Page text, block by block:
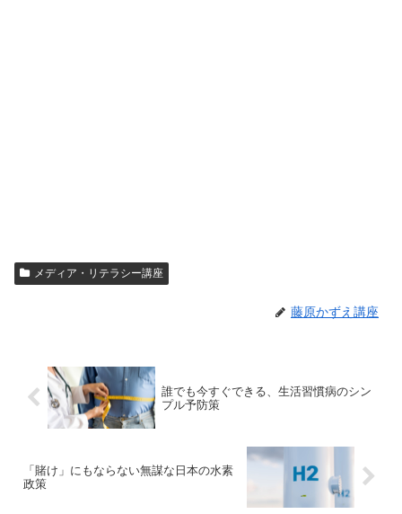
メディア・リテラシー講座
藤原かずえ講座
誰でも今すぐできる、生活習慣病のシン
プル予防策
「賭け」にもならない無謀な日本の水素
政策